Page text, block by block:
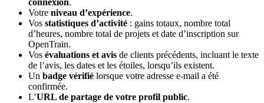
connexion.
Votre niveau d’expérience.
Vos statistiques d’activité : gains totaux, nombre total
d’heures, nombre total de projets et date d’inscription sur
OpenTrain.
Vos évaluations et avis de clients précédents, incluant le texte
de l’avis, les dates et les étoiles, lorsqu’ils existent.
Un badge vérifié lorsque votre adresse e-mail a été
confirmée.
L’URL de partage de votre profil public.